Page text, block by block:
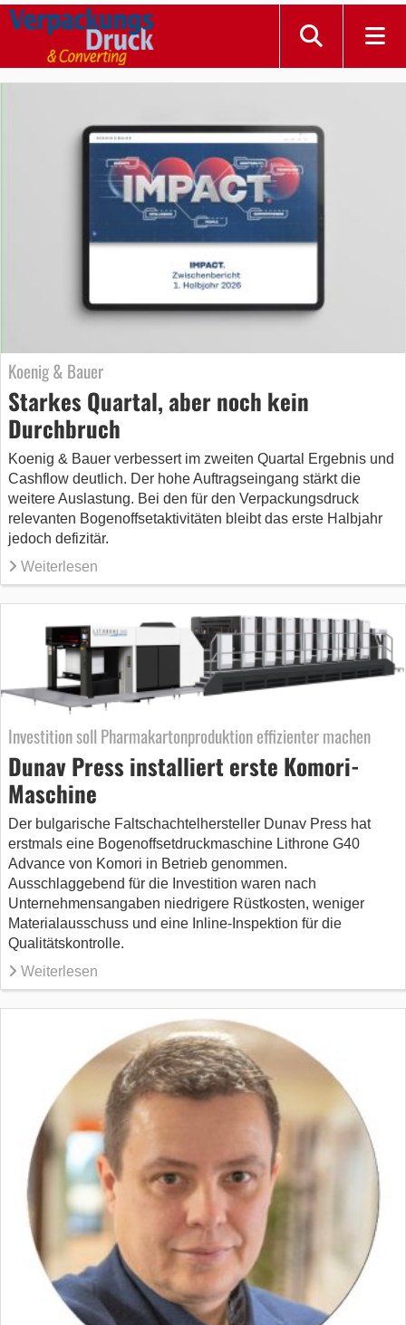
Koenig & Bauer
Starkes Quartal, aber noch kein
Durchbruch
Koenig & Bauer verbessert im zweiten Quartal Ergebnis und
Cashflow deutlich. Der hohe Auftragseingang stärkt die
weitere Auslastung. Bei den für den Verpackungsdruck
relevanten Bogenoffsetaktivitäten bleibt das erste Halbjahr
jedoch defizitär.
Weiterlesen
Investition soll Pharmakartonproduktion effizienter machen
Dunav Press installiert erste Komori-
Maschine
Der bulgarische Faltschachtelhersteller Dunav Press hat
erstmals eine Bogenoffsetdruckmaschine Lithrone G40
Advance von Komori in Betrieb genommen.
Ausschlaggebend für die Investition waren nach
Unternehmensangaben niedrigere Rüstkosten, weniger
Materialausschuss und eine Inline-Inspektion für die
Qualitätskontrolle.
Weiterlesen